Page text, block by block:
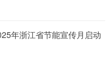
年浙江省节能宣传月启动